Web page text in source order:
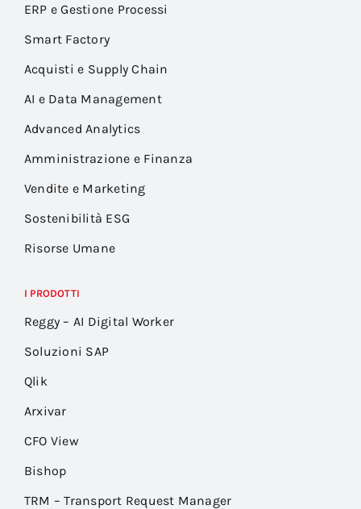
ERP e Gestione Processi
Smart Factory
Acquisti e Supply Chain
AI e Data Management
Advanced Analytics
Amministrazione e Finanza
Vendite e Marketing
Sostenibilità ESG
Risorse Umane
I PRODOTTI
Reggy – AI Digital Worker
Soluzioni SAP
Qlik
Arxivar
CFO View
Bishop
TRM – Transport Request Manager